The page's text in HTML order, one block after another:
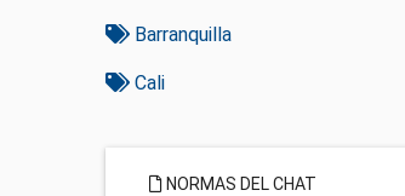
Barranquilla
Cali
NORMAS DEL CHAT